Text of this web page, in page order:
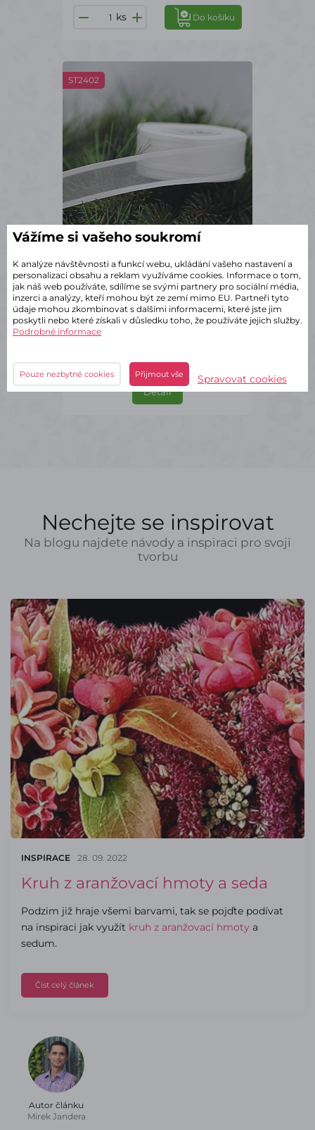
ks Do košíku
ST2402
✔ Skladem – odeslání do 2 dnů
Atlasová stuha s monofilem
2,5/25
Detail
Nechejte se inspirovat
Na blogu najdete návody a inspiraci pro svoji
tvorbu
INSPIRACE 28. 09. 2022
Kruh z aranžovací hmoty a seda
Podzim již hraje všemi barvami, tak se pojďte podívat
na inspiraci jak využít kruh z aranžovací hmoty a
sedum.
Číst celý článek
Autor článku
Mirek Jandera
Vážíme si vašeho soukromí
K analýze návštěvnosti a funkcí webu, ukládání vašeho nastavení a
personalizaci obsahu a reklam využíváme cookies. Informace o tom,
jak náš web používáte, sdílíme se svými partnery pro sociální média,
inzerci a analýzy, kteří mohou být ze zemí mimo EU. Partneři tyto
údaje mohou zkombinovat s dalšími informacemi, které jste jim
poskytli nebo které získali v důsledku toho, že používáte jejich služby.
Podrobné informace
Pouze nezbytné cookies Přijmout vše Spravovat cookies